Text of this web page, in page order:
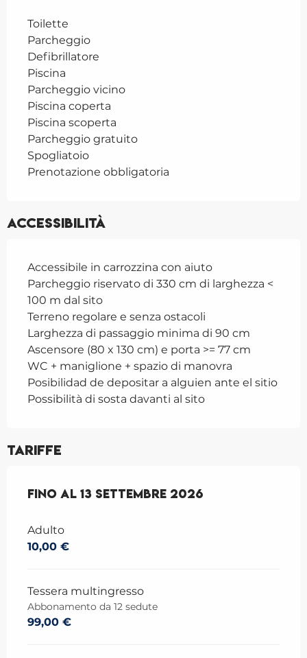
Toilette
Parcheggio
Defibrillatore
Piscina
Parcheggio vicino
Piscina coperta
Piscina scoperta
Parcheggio gratuito
Spogliatoio
Prenotazione obbligatoria
Accessibilità
Accessibile in carrozzina con aiuto
Parcheggio riservato di 330 cm di larghezza <
100 m dal sito
Terreno regolare e senza ostacoli
Larghezza di passaggio minima di 90 cm
Ascensore (80 x 130 cm) e porta >= 77 cm
WC + maniglione + spazio di manovra
Posibilidad de depositar a alguien ante el sitio
Possibilità di sosta davanti al sito
Tariffe
Dal1 giugno 2026al13 settembre 2026
Fino al 13 settembre 2026
Adulto
10,00 €
Tessera multingresso
Abbonamento da 12 sedute
99,00 €